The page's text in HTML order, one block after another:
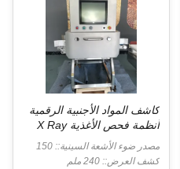
كاشف المواد الأجنبية الرقمية
أنظمة فحص الأغذية X Ray
مصدر ضوء الأشعة السينية:: 150
كشف العرض:: 240 ملم